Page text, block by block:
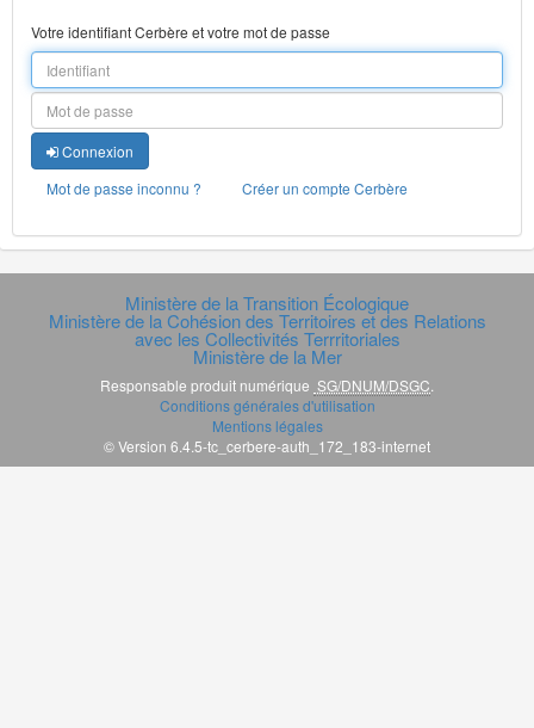
Votre identifiant Cerbère et votre mot de passe
Connexion
Mot de passe inconnu ?
Créer un compte Cerbère
Ministère de la Transition Écologique
Ministère de la Cohésion des Territoires et des Relations
avec les Collectivités Terrritoriales
Ministère de la Mer
Responsable produit numérique SG/DNUM/DSGC.
Conditions générales d'utilisation
Mentions légales
© Version 6.4.5-tc_cerbere-auth_172_183-internet